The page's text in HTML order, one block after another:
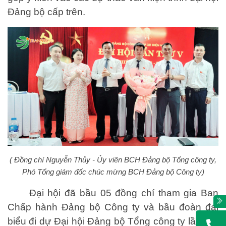
Đảng bộ cấp trên.
( Đồng chí Nguyễn Thủy - Ủy viên BCH Đảng bộ Tổng công ty,
Phó Tổng giám đốc chúc mừng BCH Đảng bộ Công ty)
Đại hội đã bầu 05 đồng chí tham gia Ban
Chấp hành Đảng bộ Công ty và bầu đoàn đại
biểu đi dự Đại hội Đảng bộ Tổng công ty lần thứ